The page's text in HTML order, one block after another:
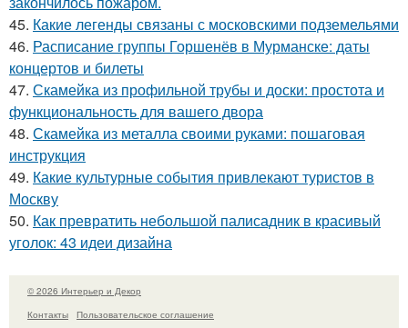
45. Какие легенды связаны с московскими подземельями
46. Расписание группы Горшенёв в Мурманске: даты
концертов и билеты
47. Скамейка из профильной трубы и доски: простота и
функциональность для вашего двора
48. Скамейка из металла своими руками: пошаговая
инструкция
49. Какие культурные события привлекают туристов в
Москву
50. Как превратить небольшой палисадник в красивый
уголок: 43 идеи дизайна
© 2026 Интерьер и Декор
Контакты
Пользовательское соглашение